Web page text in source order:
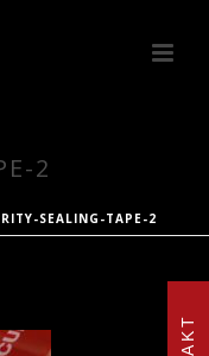
2
SEALING-TAPE-2